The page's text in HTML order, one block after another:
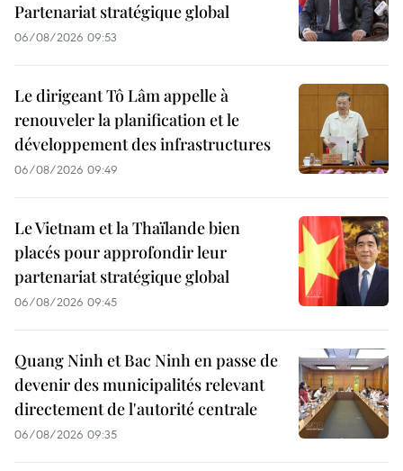
Partenariat stratégique global
06/08/2026 09:53
Le dirigeant Tô Lâm appelle à
renouveler la planification et le
développement des infrastructures
06/08/2026 09:49
Le Vietnam et la Thaïlande bien
placés pour approfondir leur
partenariat stratégique global
06/08/2026 09:45
Quang Ninh et Bac Ninh en passe de
devenir des municipalités relevant
directement de l'autorité centrale
06/08/2026 09:35